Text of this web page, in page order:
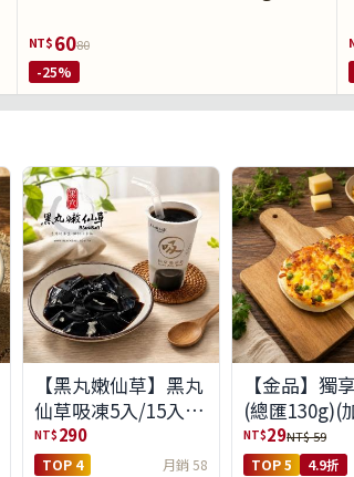
NT$6080
-25%
【黑丸嫩仙草】黑丸
仙草吸凍5入/15入
(免運)(預購中8/14出
貨)
NT$ 290
TOP 4 月銷 58
【金品】獨
(總匯130g)(
NT$29NT$ 59
TOP 5 4.9折